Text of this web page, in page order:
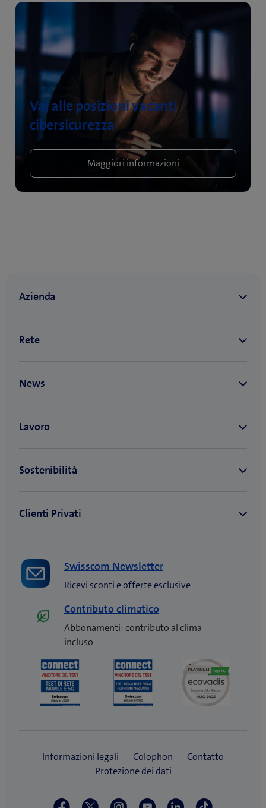
Vai alle posizioni vacanti
cibersicurezza
Maggiori informazioni
Swisscom Newsletter
Ricevi sconti e offerte esclusive
Contributo climatico
Abbonamenti: contributo al clima
incluso